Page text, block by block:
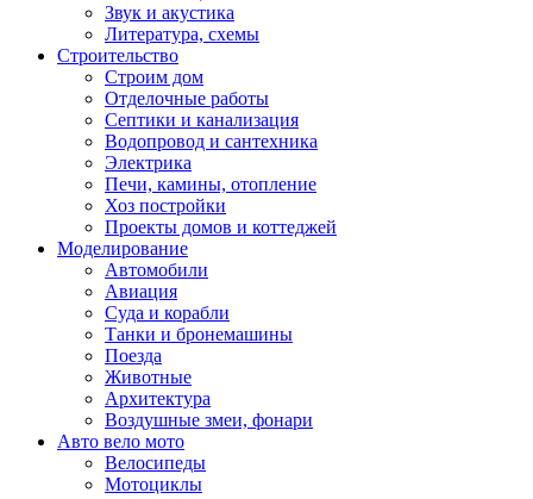
Звук и акустика
Литература, схемы
Строительство
Строим дом
Отделочные работы
Септики и канализация
Водопровод и сантехника
Электрика
Печи, камины, отопление
Хоз постройки
Проекты домов и коттеджей
Моделирование
Автомобили
Авиация
Суда и корабли
Танки и бронемашины
Поезда
Животные
Архитектура
Воздушные змеи, фонари
Авто вело мото
Велосипеды
Мотоциклы